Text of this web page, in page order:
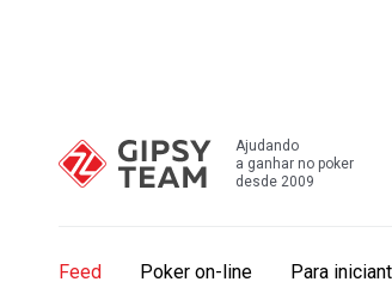
Ajudando
a ganhar no poker
desde 2009
Feed Poker on-line Para